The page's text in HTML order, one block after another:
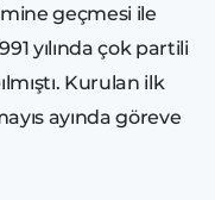
geçmesi ile
yılında çok partili
Kurulan ilk
ayında göreve